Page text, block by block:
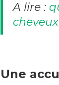
A lire :
Une